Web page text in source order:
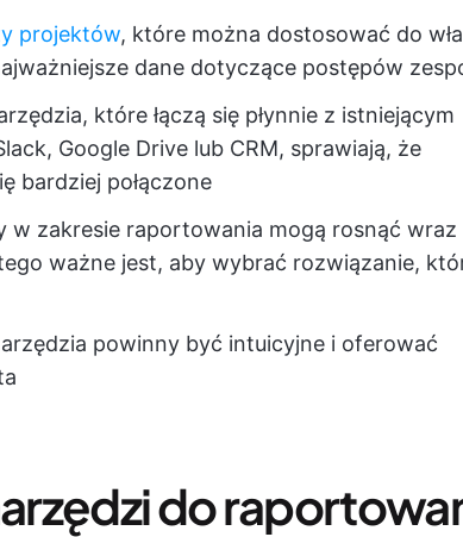
projektów, które można dostosować do
dane dotyczące postępów
które łączą się płynnie z istniejącym
Google Drive lub CRM, sprawiają, że
bardziej połączone
w zakresie raportowania mogą rosnąć wraz
ważne jest, aby wybrać rozwiązanie,
powinny być intuicyjne i oferować
do